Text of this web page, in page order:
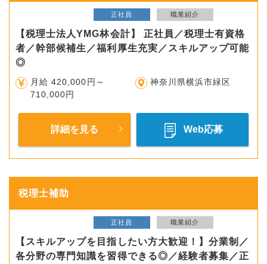
正社員 職業紹介
【税理士法人YMG林会計】 正社員／税理士有資格
者／幹部候補生／福利厚生充実／スキルアップ可能
◎
月給 420,000円～
710,000円
神奈川県横浜市緑区
詳細を見る Web応募
税理士補助
正社員 職業紹介
【スキルアップを目指したい方大歓迎！】分業制／
各分野の専門知識を習得できる◎／経験者募集／正